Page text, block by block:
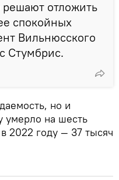
отложить
спокойных
Вильнюсского
Стумбрис.
но и
умерло на шесть
2022 году — 37 тысяч